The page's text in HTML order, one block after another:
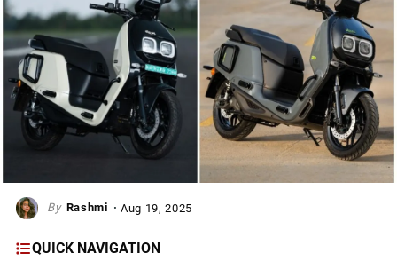
Rashmi Aug 19, 2025
QUICK NAVIGATION